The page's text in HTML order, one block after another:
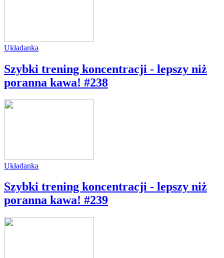
Układanka
Szybki trening koncentracji - lepszy niż
poranna kawa! #238
Układanka
Szybki trening koncentracji - lepszy niż
poranna kawa! #239